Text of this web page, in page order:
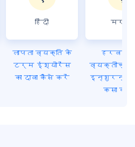
हिंदी
लापता व्यक्ति के
टर्म इंश्योरेंस
का दावा कैसे करें
मराठी
इन्शुरन्सचा
कसा